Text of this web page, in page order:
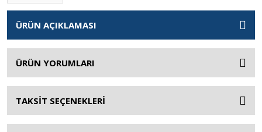
ÜRÜN AÇIKLAMASI
ÜRÜN YORUMLARI
TAKSİT SEÇENEKLERİ